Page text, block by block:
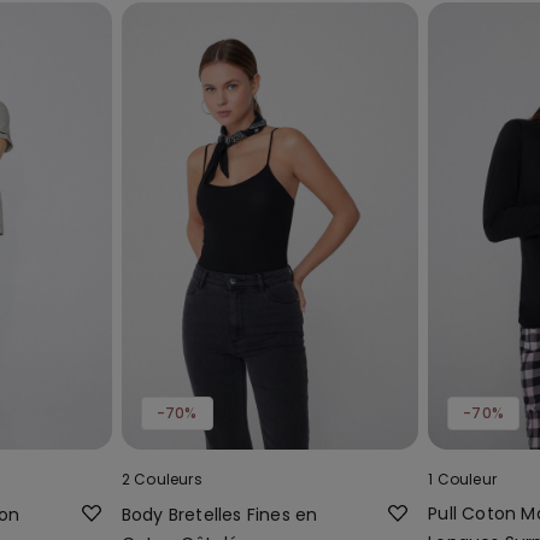
-70%
2 Couleurs
Body Bretelles Fines en
-70%
1 Couleur
Pull Coton